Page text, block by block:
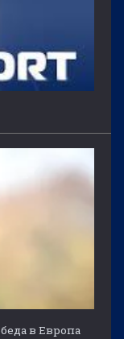
в Европа